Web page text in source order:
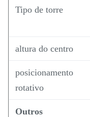
Tipo de torre
altura do centro
posicionamento
rotativo
Outros